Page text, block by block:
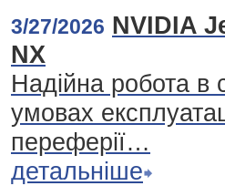
3/27/2026 NVIDIA
NX
Надійна робота в
умовах
переферії…
детальніше